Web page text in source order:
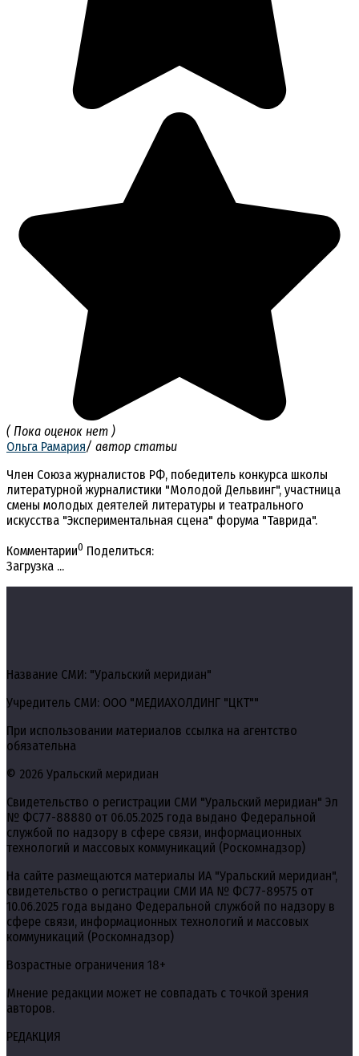
( Пока оценок нет )
Ольга Рамария/ автор статьи
Член Союза журналистов РФ, победитель конкурса школы
литературной журналистики "Молодой Дельвинг", участница
смены молодых деятелей литературы и театрального
искусства "Экспериментальная сцена" форума "Таврида".
Комментарии0 Поделиться:
Загрузка ...
Название СМИ: "Уральский меридиан"
Учредитель СМИ: ООО "МЕДИАХОЛДИНГ "ЦКТ""
При использовании материалов ссылка на агентство
обязательна
© 2026 Уральский меридиан
Свидетельство о регистрации СМИ "Уральский меридиан" Эл
№ ФС77-88880 от 06.05.2025 года выдано Федеральной
службой по надзору в сфере связи, информационных
технологий и массовых коммуникаций (Роскомнадзор)
На сайте размещаются материалы ИА "Уральский меридиан",
свидетельство о регистрации СМИ ИА № ФС77-89575 от
10.06.2025 года выдано Федеральной службой по надзору в
сфере связи, информационных технологий и массовых
коммуникаций (Роскомнадзор)
Возрастные ограничения 18+
Мнение редакции может не совпадать с точкой зрения
авторов.
РЕДАКЦИЯ